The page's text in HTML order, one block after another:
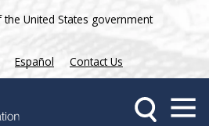
United States government
Español Contact Us